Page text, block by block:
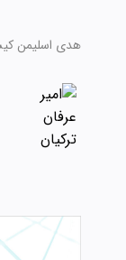
هدی اسلیمن